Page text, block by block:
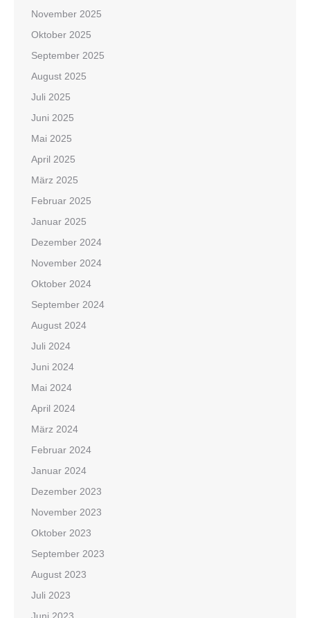
November 2025
Oktober 2025
September 2025
August 2025
Juli 2025
Juni 2025
Mai 2025
April 2025
März 2025
Februar 2025
Januar 2025
Dezember 2024
November 2024
Oktober 2024
September 2024
August 2024
Juli 2024
Juni 2024
Mai 2024
April 2024
März 2024
Februar 2024
Januar 2024
Dezember 2023
November 2023
Oktober 2023
September 2023
August 2023
Juli 2023